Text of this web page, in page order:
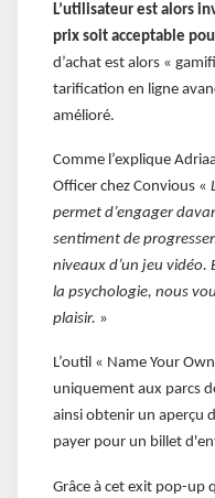
L’utilisateur est alors
prix soit acceptable
d’achat est alors «
tarification en ligne
amélioré.
Comme l’explique
Officer chez Convious «
permet d’engager
sentiment de
niveaux d’un jeu vidéo.
la psychologie, nous
plaisir. »
L’outil « Name Your
uniquement aux parcs
ainsi obtenir un aperçu
payer pour un billet
Grâce à cet exit pop-up